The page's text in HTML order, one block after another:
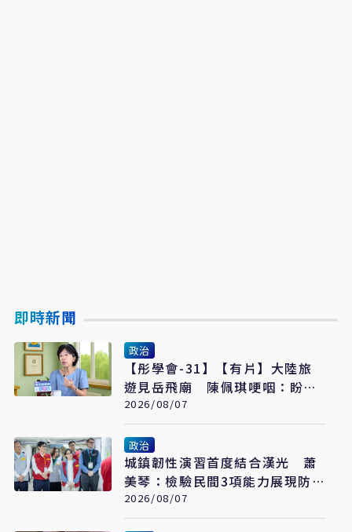
即時新聞
政治
【彤學會-31】【有片】大陸旅
遊見岳飛廟 陳佩琪哽咽：盼能
為柯文哲京華城案平反
2026/08/07
政治
城鎮韌性演習首度結合漢光 蕭
美琴：檢驗民間3項能力展現防
衛韌性
2026/08/07